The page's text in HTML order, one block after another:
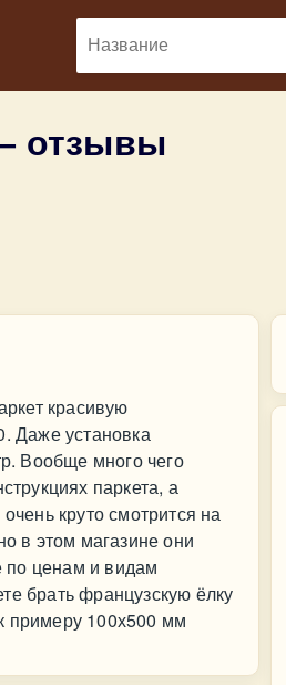
отзывы
красивую
Даже установка
Вообще много чего
паркета, а
круто смотрится на
в этом магазине они
по ценам и видам
брать французскую ёлку
примеру 100х500 мм